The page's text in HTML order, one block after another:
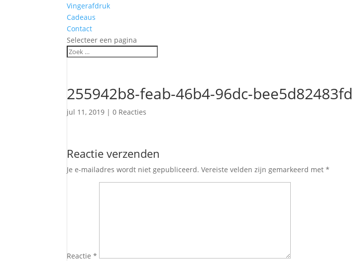
Vingerafdruk
Cadeaus
Contact
Selecteer een pagina
255942b8-feab-46b4-96dc-bee5d82483fd
jul 11, 2019 |0 Reacties
Reactie verzenden
Je e-mailadres wordt niet gepubliceerd. Vereiste velden zijn gemarkeerd met*
Reactie*